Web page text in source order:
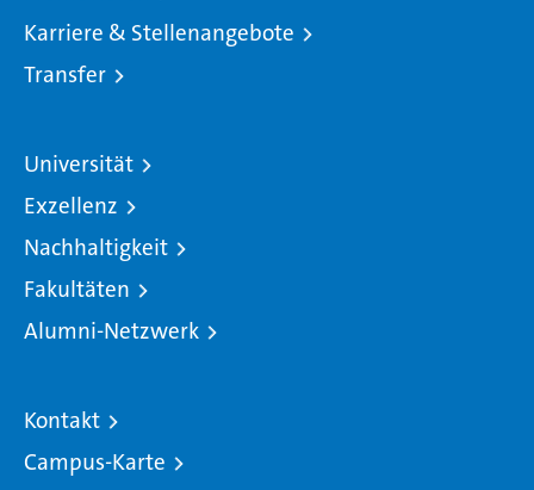
Karriere & Stellenangebote
Transfer
Universität
Exzellenz
Nachhaltigkeit
Fakultäten
Alumni-Netzwerk
Kontakt
Campus-Karte